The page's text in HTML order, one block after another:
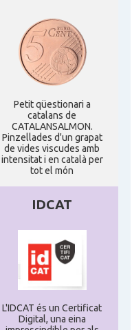
Petit qüestionari a
catalans de
CATALANSALMON.
Pinzellades d'un grapat
de vides viscudes amb
intensitat i en català per
tot el món
IDCAT
L'IDCAT és un Certificat
Digital, una eina